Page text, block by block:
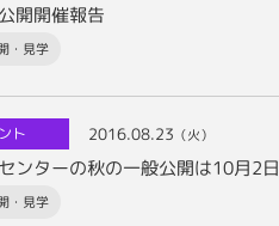
開開催報告
・見学
ト 2016.08.23 （火）
ンターの秋の一般公開は10月2
・見学